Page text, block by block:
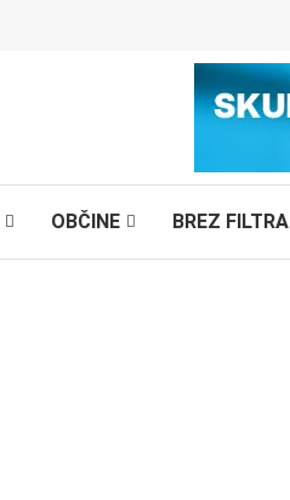
OBČINE BREZ FILTRA